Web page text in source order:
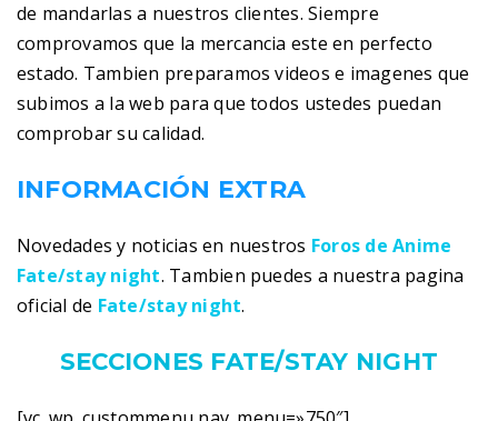
de mandarlas a nuestros clientes. Siempre
comprovamos que la mercancia este en perfecto
estado. Tambien preparamos videos e imagenes que
subimos a la web para que todos ustedes puedan
comprobar su calidad.
INFORMACIÓN EXTRA
Novedades y noticias en nuestros Foros de Anime
Fate/stay night. Tambien puedes a nuestra pagina
oficial de Fate/stay night.
SECCIONES FATE/STAY NIGHT